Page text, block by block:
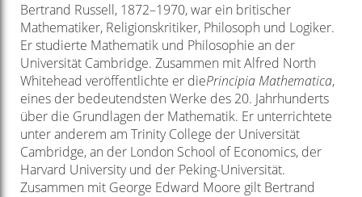
Bertrand Russell, 1872–1970, war ein britischer
Mathematiker, Religionskritiker, Philosoph und Logiker.
Er studierte Mathematik und Philosophie an der
Universität Cambridge. Zusammen mit Alfred North
Whitehead veröffentlichte er diePrincipia Mathematica,
eines der bedeutendsten Werke des 20. Jahrhunderts
über die Grundlagen der Mathematik. Er unterrichtete
unter anderem am Trinity College der Universität
Cambridge, an der London School of Economics, der
Harvard University und der Peking­-Universität.
Zusammen mit George Edward Moore gilt Bertrand